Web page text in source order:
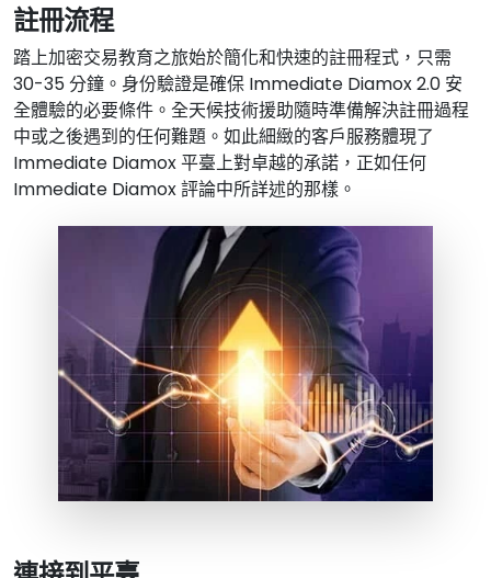
註冊流程
踏上加密交易教育之旅始於簡化和快速的註冊程式，只需
30-35 分鐘。身份驗證是確保 Immediate Diamox 2.0 安
全體驗的必要條件。全天候技術援助隨時準備解決註冊過程
中或之後遇到的任何難題。如此細緻的客戶服務體現了
Immediate Diamox 平臺上對卓越的承諾，正如任何
Immediate Diamox 評論中所詳述的那樣。